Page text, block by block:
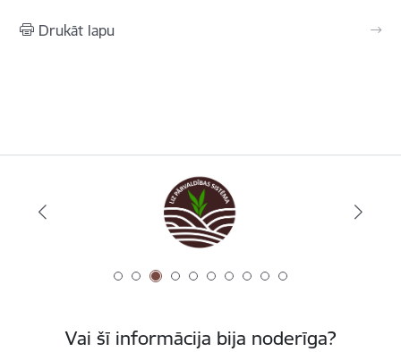
Drukāt lapu
Vai šī informācija bija noderīga?